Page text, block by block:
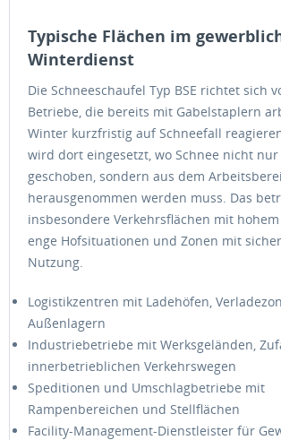
Typische Flächen im
Winterdienst
Die Schneeschaufel Typ BSE richtet sich
Betriebe, die bereits mit Gabelstaplern
Winter kurzfristig auf Schneefall
wird dort eingesetzt, wo Schnee nicht nur
geschoben, sondern aus dem
herausgenommen werden muss. Das
insbesondere Verkehrsflächen mit hohem
enge Hofsituationen und Zonen mit
Nutzung.
Logistikzentren mit Ladehöfen,
Außenlagern
Industriebetriebe mit Werksgeländen,
innerbetrieblichen Verkehrswegen
Speditionen und Umschlagbetriebe mit
Rampenbereichen und Stellflächen
Facility-Management-Dienstleister für